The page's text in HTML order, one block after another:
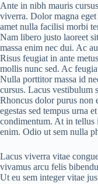
Ante in nibh mauris
viverra. Dolor magna
amet nulla facilisi morbi
Nam libero justo laoreet
massa enim nec dui. Ac
Risus feugiat in ante
mollis nunc sed. Ac
Nulla porttitor massa id
cursus. Lacus vestibulum
Rhoncus dolor purus non
egestas sed tempus urna
condimentum. At in tellus
enim. Odio ut sem nulla
Lacus viverra vitae
vivamus arcu felis
Ut eu sem integer vitae